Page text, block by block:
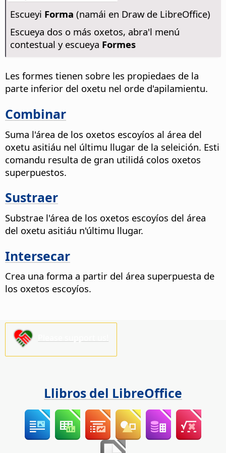
Escueyi Forma (namái en Draw de LibreOffice)
Escueya dos o más oxetos, abra'l menú
contestual y escueya Formes
Les formes tienen sobre les propiedaes de la
parte inferior del oxetu nel orde d'apilamientu.
Combinar
Suma l'área de los oxetos escoyíos al área del
oxetu asitiáu nel últimu llugar de la seleición. Esti
comandu resulta de gran utilidá colos oxetos
superpuestos.
Sustraer
Substrae l'área de los oxetos escoyíos del área
del oxetu asitiáu n'últimu llugar.
Intersecar
Crea una forma a partir del área superpuesta de
los oxetos escoyíos.
Llibros del LibreOffice